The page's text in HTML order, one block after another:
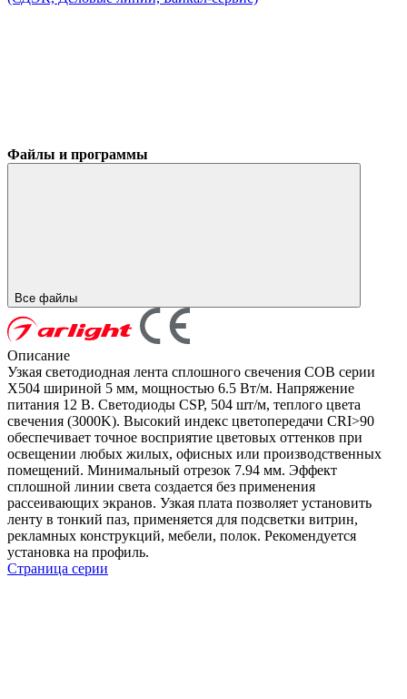
Файлы и программы
Все файлы
Описание
Узкая светодиодная лента сплошного свечения COB серии
X504 шириной 5 мм, мощностью 6.5 Вт/м. Напряжение
питания 12 В. Светодиоды CSP, 504 шт/м, теплого цвета
свечения (3000K). Высокий индекс цветопередачи CRI>90
обеспечивает точное восприятие цветовых оттенков при
освещении любых жилых, офисных или производственных
помещений. Минимальный отрезок 7.94 мм. Эффект
сплошной линии света создается без применения
рассеивающих экранов. Узкая плата позволяет установить
ленту в тонкий паз, применяется для подсветки витрин,
рекламных конструкций, мебели, полок. Рекомендуется
установка на профиль.
Страница серии